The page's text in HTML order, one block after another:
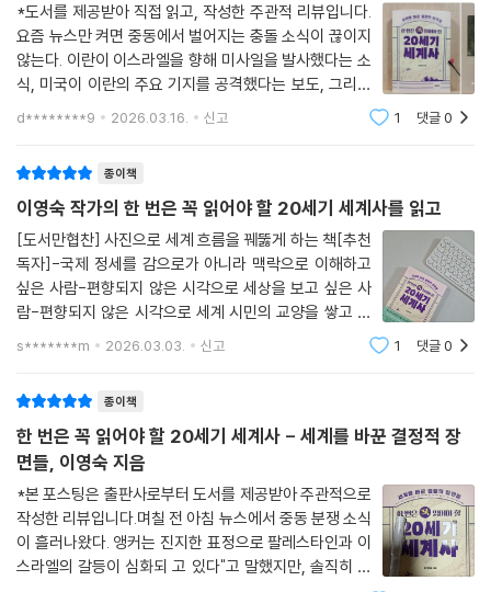
*도서를 제공받아 직접 읽고, 작성한 주관적 리뷰입니다.
요즘 뉴스만 켜면 중동에서 벌어지는 충돌 소식이 끊이지
않는다. 이란이 이스라엘을 향해 미사일을 발사했다는 소
식, 미국이 이란의 주요 기지를 공격했다는 보도, 그리고
민간인 피해를 두고 서로 책임을 떠넘기는 이야기까지. 하
d********9 2026.03.16. 신고 1 댓글0
종이책
이영숙 작가의 한 번은 꼭 읽어야 할 20세기 세계사를 읽고
[도서만협찬] 사진으로 세계 흐름을 꿰뚫게 하는 책[추천
독자]-국제 정세를 감으로가 아니라 맥락으로 이해하고
싶은 사람-편향되지 않은 시각으로 세상을 보고 싶은 사
람-편향되지 않은 시각으로 세계 시민의 교양을 쌓고 싶
은 사람-자녀와 세계사를 함께 공부하고 싶은 사람-교양
s*******m 2026.03.03. 신고 1 댓글0
종이책
한 번은 꼭 읽어야 할 20세기 세계사 - 세계를 바꾼 결정적 장
면들, 이영숙 지음
*본 포스팅은 출판사로부터 도서를 제공받아 주관적으로
작성한 리뷰입니다.며칠 전 아침 뉴스에서 중동 분쟁 소식
이 흘러나왔다. 앵커는 진지한 표정으로 팔레스타인과 이
스라엘의 갈등이 심화되 고 있다"고 말했지만, 솔직히 나